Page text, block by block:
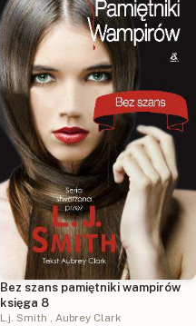
Bez szans pamiętniki wampirów
księga 8
L.j. Smith , Aubrey Clark